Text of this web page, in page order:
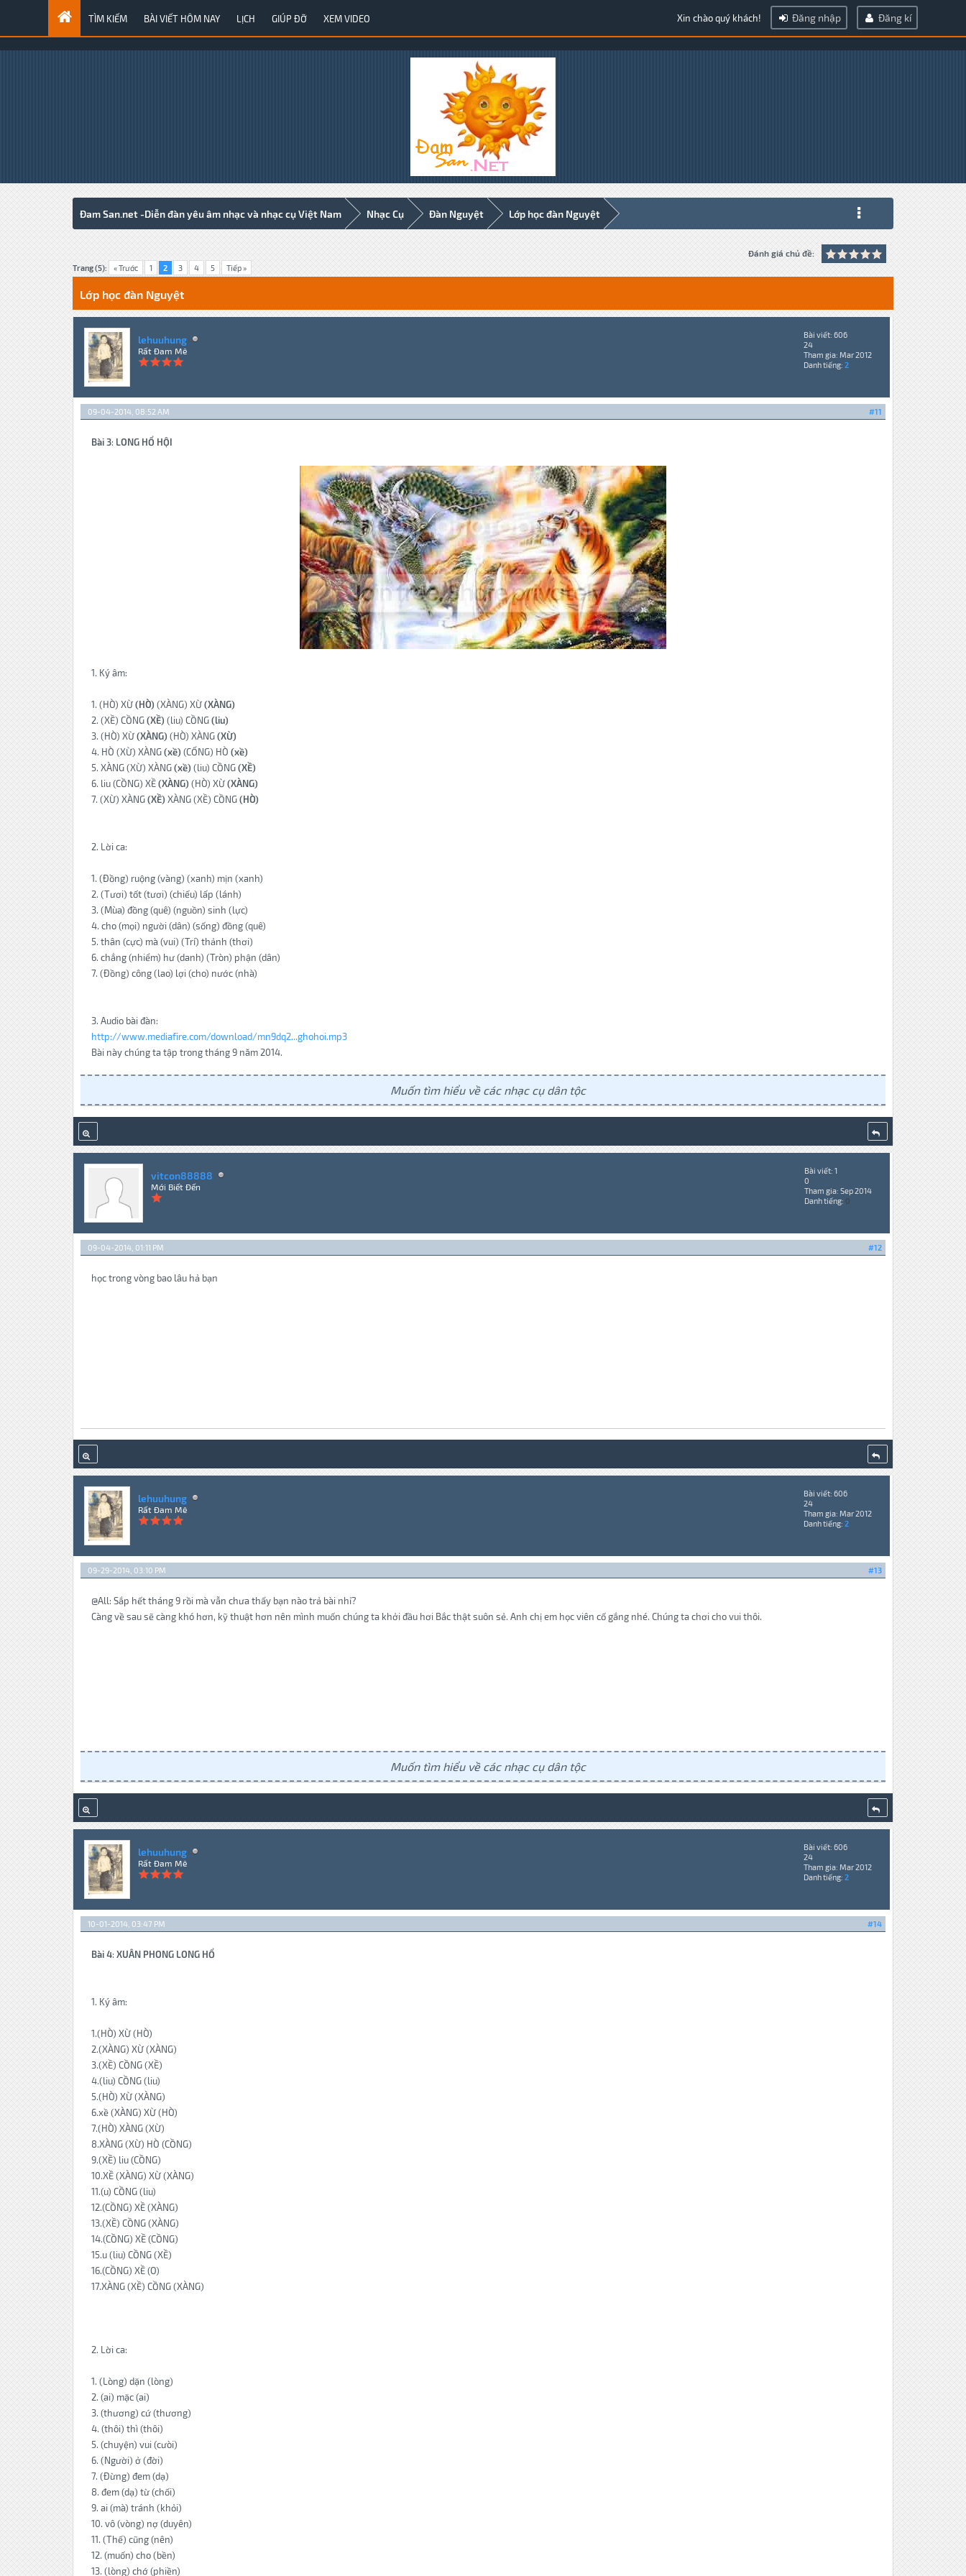
TÌM KIẾM BÀI VIẾT HÔM NAY LỊCH GIÚP ĐỠ XEM VIDEO Xin chào quý khách! Đăng nhập Đăng kí
Đam San.net -Diễn đàn yêu âm nhạc và nhạc cụ Việt Nam Nhạc Cụ Đàn Nguyệt Lớp học đàn Nguyệt
Trang (5): « Trước 1 2 3 4 5 Tiếp »
Đánh giá chủ đề:
0 Votes - 0 Average
1
2
3
4
5
Lớp học đàn Nguyệt
lehuuhung
Rất Đam Mê
Bài viết: 606
24
Tham gia: Mar 2012
Danh tiếng: 2
#11
09-04-2014, 08:52 AM
Bài 3: LONG HỔ HỘI
1. Ký âm:
1. (HÒ) XỪ(HÒ) (XÀNG) XỪ(XÀNG)
2. (XỀ) CỒNG(XỀ) (liu) CỒNG(liu)
3. (HÒ) XỪ(XÀNG) (HÒ) XÀNG(XỪ)
4. HÒ (XỪ) XÀNG(xề) (CỐNG) HÒ (xề)
5. XÀNG (XỪ) XÀNG(xề) (liu) CỒNG(XỀ)
6. liu (CỒNG) XỀ(XÀNG) (HÒ) XỪ(XÀNG)
7. (XỪ) XÀNG(XỀ) XÀNG (XỀ) CỒNG(HÒ)
2. Lời ca:
1. (Đồng) ruộng (vàng) (xanh) mịn (xanh)
2. (Tươi) tốt (tươi) (chiếu) lấp (lánh)
3. (Mùa) đồng (quê) (nguồn) sinh (lực)
4. cho (mọi) người (dân) (sống) đồng (quê)
5. thân (cực) mà (vui) (Trí) thảnh (thơi)
6. chẳng (nhiểm) hư (danh) (Tròn) phận (dân)
7. (Đồng) công (lao) lợi (cho) nước (nhà)
3. Audio bài đàn:
http://www.mediafire.com/download/mn9dq2...ghohoi.mp3
Bài này chúng ta tập trong tháng 9 năm 2014.
Muốn tìm hiểu về các nhạc cụ dân tộc
vitcon88888
Mới Biết Đến
Bài viết: 1
0
Tham gia: Sep 2014
Danh tiếng: 0
#12
09-04-2014, 01:11 PM
học trong vòng bao lâu hả bạn
lehuuhung
Rất Đam Mê
Bài viết: 606
24
Tham gia: Mar 2012
Danh tiếng: 2
#13
09-29-2014, 03:10 PM
@All: Sắp hết tháng 9 rồi mà vẫn chưa thấy bạn nào trả bài nhỉ?
Càng về sau sẽ càng khó hơn, kỹ thuật hơn nên mình muốn chúng ta khởi đầu hơi Bắc thật suôn sẻ. Anh chị em học viên cố gắng nhé. Chúng ta chơi cho vui thôi.
Muốn tìm hiểu về các nhạc cụ dân tộc
lehuuhung
Rất Đam Mê
Bài viết: 606
24
Tham gia: Mar 2012
Danh tiếng: 2
#14
10-01-2014, 03:47 PM
Bài 4: XUÂN PHONG LONG HỔ
1. Ký âm:
1.(HÒ) XỪ (HÒ)
2.(XÀNG) XỪ (XÀNG)
3.(XỀ) CỒNG (XỀ)
4.(liu) CỒNG (liu)
5.(HÒ) XỪ (XÀNG)
6.xề (XÀNG) XỪ (HÒ)
7.(HÒ) XÀNG (XỪ)
8.XÀNG (XỪ) HÒ (CỒNG)
9.(XỀ) liu (CỒNG)
10.XỀ (XÀNG) XỪ (XÀNG)
11.(u) CỒNG (liu)
12.(CỒNG) XỀ (XÀNG)
13.(XỀ) CỒNG (XÀNG)
14.(CỒNG) XỀ (CỒNG)
15.u (liu) CỒNG (XỀ)
16.(CỒNG) XỀ (O)
17.XÀNG (XỀ) CỒNG (XÀNG)
2. Lời ca:
1. (Lòng) dặn (lòng)
2. (ai) mặc (ai)
3. (thương) cứ (thương)
4. (thôi) thì (thôi)
5. (chuyện) vui (cưòi)
6. (Người) ở (đời)
7. (Đừng) đem (dạ)
8. đem (dạ) từ (chối)
9. ai (mà) tránh (khỏi)
10. vô (vòng) nợ (duyên)
11. (Thế) cũng (nên)
12. (muốn) cho (bền)
13. (lòng) chớ (phiền)